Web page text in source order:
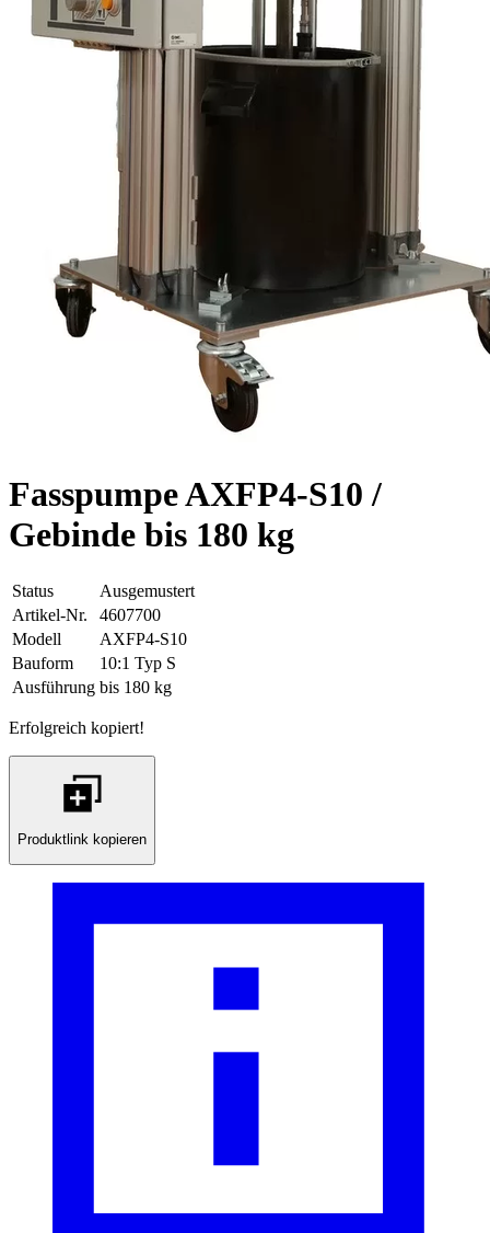
Fasspumpe AXFP4-S10 /
Gebinde bis 180 kg
Status
Ausgemustert
Artikel-Nr.
4607700
Modell
AXFP4-S10
Bauform
10:1 Typ S
Ausführung bis 180 kg
Erfolgreich kopiert!
Produktlink kopieren